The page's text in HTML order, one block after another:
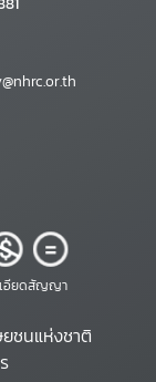
เอียดสัญญา
ชนแห่งชาติ